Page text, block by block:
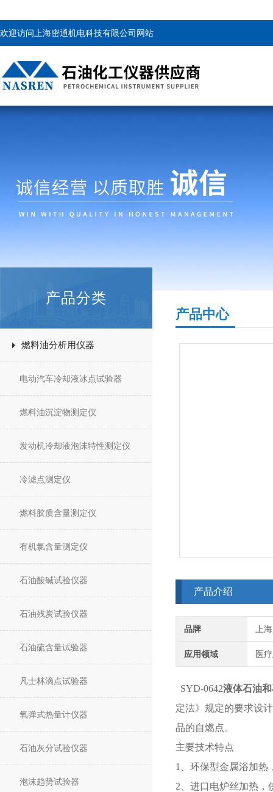
欢迎访问上海密通机电科技有限公司网站
产品分类
燃料油分析用仪器
电动汽车冷却液冰点试验器
燃料油沉淀物测定仪
发动机冷却液泡沫特性测定仪
冷滤点测定仪
燃料胶质含量测定仪
有机氯含量测定仪
石油酸碱试验仪器
石油残炭试验仪器
石油硫含量试验器
凡士林滴点试验器
氧弹式热量计仪器
石油灰分试验仪器
泡沫趋势试验器
产品中心
产品介绍
品牌 上
应用领域 医
SYD-0642液体石油
定法》规定的要求设
品的自燃点。
主要技术特点
1、环保型金属浴加热
2、进口电炉丝加热，